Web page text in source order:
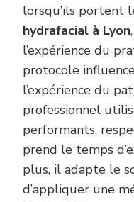
lorsqu’ils portent
hydrafacial à Lyon
l’expérience du
protocole
l’expérience du
professionnel
performants,
prend le temps
plus, il adapte le
d’appliquer une